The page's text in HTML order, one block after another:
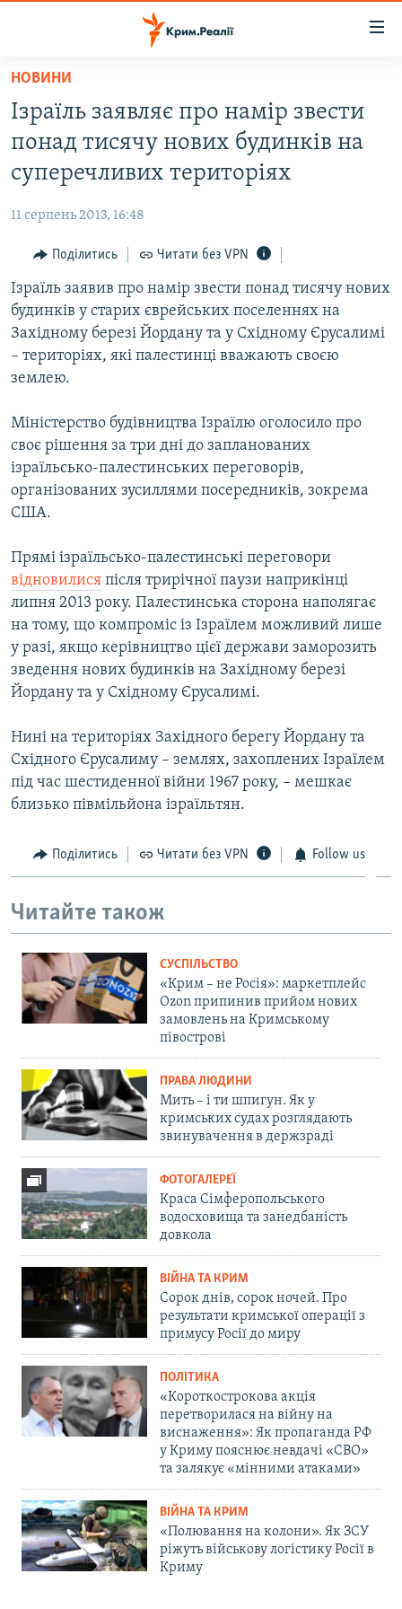
Перейти
основного
матеріалу
до
основної
навігації
Перейти
пошуку
ВОДА.КРИМ
БЛОГИ
ПОГЛЯД
ІНТЕРВ'Ю
ВСЕ ЗА ДЕНЬ
СПЕЦПРОЕКТИ
ДЕПОРТАЦІЯ
ВІДЕОУРОКИ «ELIFBE»
СВІДЧЕННЯ ОКУПАЦІЇ
УКРАЇНСЬКА ПРОБЛЕМА КРИМУ
ІНФОГРАФІКА
ЯК ОБІЙТИ БЛОКУВАННЯ
Русский
Qırımtatar
ДОЛУЧАЙСЯ!
Усі сайти RFE/RL
НОВИНИ
Ізраїль заявляє про намір звести
понад тисячу нових будинків на
суперечливих територіях
11 серпень 2013, 16:48
Поділитись Читати без VPN
Ізраїль заявив про намір звести понад тисячу нових
будинків у старих єврейських поселеннях на
Західному березі Йордану та у Східному Єрусалимі
– територіях, які палестинці вважають своєю
землею.
Міністерство будівництва Ізраїлю оголосило про
своє рішення за три дні до запланованих
ізраїльсько-палестинських переговорів,
організованих зусиллями посередників, зокрема
США.
Прямі ізраїльсько-палестинські переговори
відновилися після трирічної паузи наприкінці
липня 2013 року. Палестинська сторона наполягає
на тому, що компроміс із Ізраїлем можливий лише
у разі, якщо керівництво цієї держави заморозить
зведення нових будинків на Західному березі
Йордану та у Східному Єрусалимі.
Нині на територіях Західного берегу Йордану та
Східного Єрусалиму – землях, захоплених Ізраїлем
під час шестиденної війни 1967 року, – мешкає
близько півмільйона ізраїльтян.
Поділитись Читати без VPN Follow us
Читайте також
СУСПІЛЬСТВО
«Крим – не Росія»: маркетплейс
Ozon припинив прийом нових
замовлень на Кримському
півострові
ПРАВА ЛЮДИНИ
Мить – і ти шпигун. Як у
кримських судах розглядають
звинувачення в держзраді
ФОТОГАЛЕРЕЇ
Краса Сімферопольського
водосховища та занедбаність
довкола
ВІЙНА ТА КРИМ
Сорок днів, сорок ночей. Про
результати кримської операції з
примусу Росії до миру
ПОЛІТИКА
«Короткострокова акція
перетворилася на війну на
виснаження»: Як пропаганда РФ
у Криму пояснює невдачі «СВО»
та залякує «мінними атаками»
ВІЙНА ТА КРИМ
«Полювання на колони». Як ЗСУ
ріжуть військову логістику Росії в
Криму